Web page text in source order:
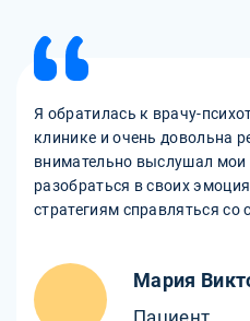
Я обратилась к врачу-
клинике и очень довольна
внимательно выслушал
разобраться в своих
стратегиям справляться со
Мария